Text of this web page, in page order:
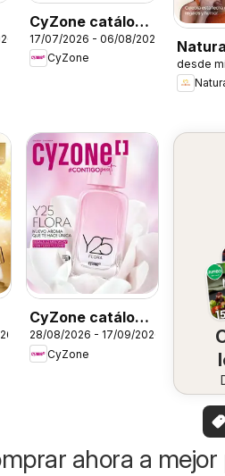
CyZone catálogo
C11/2026
17/07/2026 - 06/08/2026
CyZone
ciclo
desde
CyZone catálogo
C13
28/08/2026 - 17/09/2026
CyZone
ahora a mejor